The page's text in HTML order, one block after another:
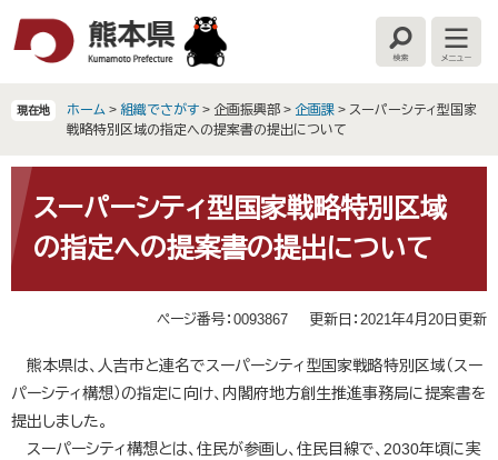
文
へ
検
索
メ
ニ
ー
現在地 ホーム > 組織でさがす > 企画振興部 > 企画課 > スーパーシティ型国家
戦略特別区域の指定への提案書の提出について
文 スーパーシティ型国家戦略特別区域
の指定への提案書の提出について
ページ番号：0093867 更新日：2021年4月20日更新
熊本県は、人吉市と連名でスーパーシティ型国家戦略特別区域（スー
パーシティ構想）の指定に向け、内閣府地方創生推進事務局に提案書を
提出しました。
スーパーシティ構想とは、住民が参画し、住民目線で、2030年頃に実